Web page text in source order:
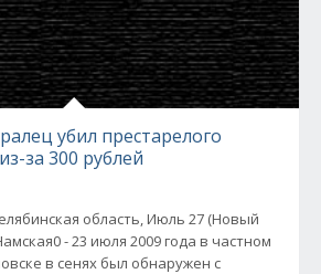
убил престарелого
за 300 рублей
область, Июль 27 (Новый
- 23 июля 2009 года в частном
в сенях был обнаружен с